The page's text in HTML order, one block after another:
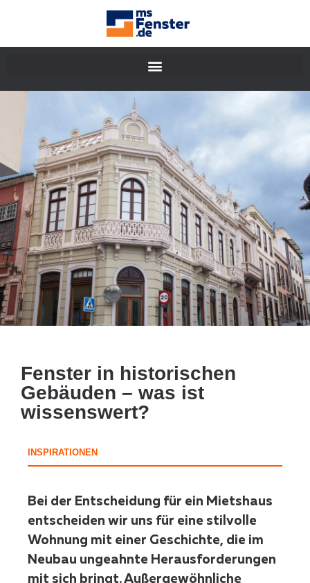
Fenster in historischen
Gebäuden – was ist
wissenswert?
INSPIRATIONEN
Bei der Entscheidung für ein Mietshaus
entscheiden wir uns für eine stilvolle
Wohnung mit einer Geschichte, die im
Neubau ungeahnte Herausforderungen
mit sich bringt. Außergewöhnliche